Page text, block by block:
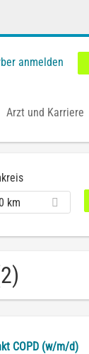
anmelden
Arzt und Karriere
km
COPD (w/m/d)